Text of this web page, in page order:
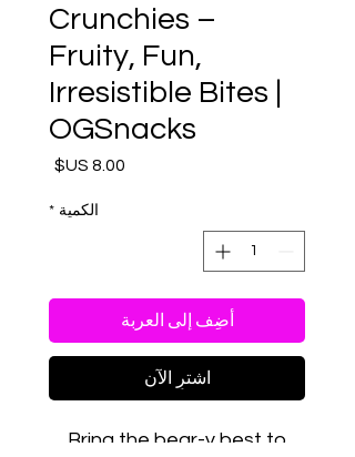
Crunchies –
Fruity, Fun,
Irresistible Bites |
OGSnacks
السعر
الكمية *
أضِف إلى العربة
اشترِ الآن
Bring the bear-y best to